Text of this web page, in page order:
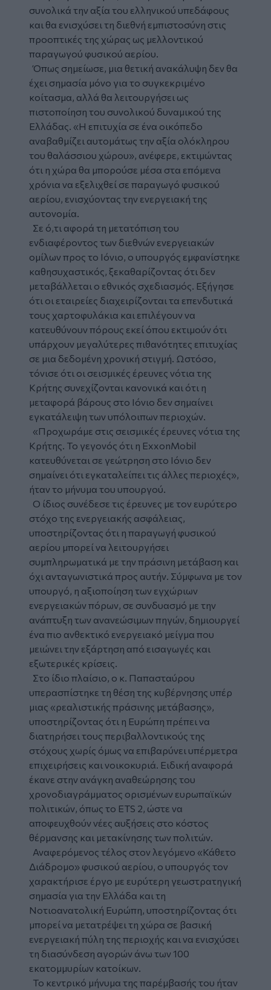
συνολικά την αξία του ελληνικού υπεδάφους
και θα ενισχύσει τη διεθνή εμπιστοσύνη στις
προοπτικές της χώρας ως μελλοντικού
παραγωγού φυσικού αερίου.
Όπως σημείωσε, μια θετική ανακάλυψη δεν θα
έχει σημασία μόνο για το συγκεκριμένο
κοίτασμα, αλλά θα λειτουργήσει ως
πιστοποίηση του συνολικού δυναμικού της
Ελλάδας. «Η επιτυχία σε ένα οικόπεδο
αναβαθμίζει αυτομάτως την αξία ολόκληρου
του θαλάσσιου χώρου», ανέφερε, εκτιμώντας
ότι η χώρα θα μπορούσε μέσα στα επόμενα
χρόνια να εξελιχθεί σε παραγωγό φυσικού
αερίου, ενισχύοντας την ενεργειακή της
αυτονομία.
Σε ό,τι αφορά τη μετατόπιση του
ενδιαφέροντος των διεθνών ενεργειακών
ομίλων προς το Ιόνιο, ο υπουργός εμφανίστηκε
καθησυχαστικός, ξεκαθαρίζοντας ότι δεν
μεταβάλλεται ο εθνικός σχεδιασμός. Εξήγησε
ότι οι εταιρείες διαχειρίζονται τα επενδυτικά
τους χαρτοφυλάκια και επιλέγουν να
κατευθύνουν πόρους εκεί όπου εκτιμούν ότι
υπάρχουν μεγαλύτερες πιθανότητες επιτυχίας
σε μια δεδομένη χρονική στιγμή. Ωστόσο,
τόνισε ότι οι σεισμικές έρευνες νότια της
Κρήτης συνεχίζονται κανονικά και ότι η
μεταφορά βάρους στο Ιόνιο δεν σημαίνει
εγκατάλειψη των υπόλοιπων περιοχών.
«Προχωράμε στις σεισμικές έρευνες νότια της
Κρήτης. Το γεγονός ότι η ExxonMobil
κατευθύνεται σε γεώτρηση στο Ιόνιο δεν
σημαίνει ότι εγκαταλείπει τις άλλες περιοχές»,
ήταν το μήνυμα του υπουργού.
Ο ίδιος συνέδεσε τις έρευνες με τον ευρύτερο
στόχο της ενεργειακής ασφάλειας,
υποστηρίζοντας ότι η παραγωγή φυσικού
αερίου μπορεί να λειτουργήσει
συμπληρωματικά με την πράσινη μετάβαση και
όχι ανταγωνιστικά προς αυτήν. Σύμφωνα με τον
υπουργό, η αξιοποίηση των εγχώριων
ενεργειακών πόρων, σε συνδυασμό με την
ανάπτυξη των ανανεώσιμων πηγών, δημιουργεί
ένα πιο ανθεκτικό ενεργειακό μείγμα που
μειώνει την εξάρτηση από εισαγωγές και
εξωτερικές κρίσεις.
Στο ίδιο πλαίσιο, ο κ. Παπασταύρου
υπερασπίστηκε τη θέση της κυβέρνησης υπέρ
μιας «ρεαλιστικής πράσινης μετάβασης»,
υποστηρίζοντας ότι η Ευρώπη πρέπει να
διατηρήσει τους περιβαλλοντικούς της
στόχους χωρίς όμως να επιβαρύνει υπέρμετρα
επιχειρήσεις και νοικοκυριά. Ειδική αναφορά
έκανε στην ανάγκη αναθεώρησης του
χρονοδιαγράμματος ορισμένων ευρωπαϊκών
πολιτικών, όπως το ETS 2, ώστε να
αποφευχθούν νέες αυξήσεις στο κόστος
θέρμανσης και μετακίνησης των πολιτών.
Αναφερόμενος τέλος στον λεγόμενο «Κάθετο
Διάδρομο» φυσικού αερίου, ο υπουργός τον
χαρακτήρισε έργο με ευρύτερη γεωστρατηγική
σημασία για την Ελλάδα και τη
Νοτιοανατολική Ευρώπη, υποστηρίζοντας ότι
μπορεί να μετατρέψει τη χώρα σε βασική
ενεργειακή πύλη της περιοχής και να ενισχύσει
τη διασύνδεση αγορών άνω των 100
εκατομμυρίων κατοίκων.
Το κεντρικό μήνυμα της παρέμβασής του ήταν